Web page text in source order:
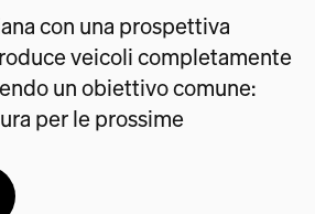
con una prospettiva
veicoli completamente
un obiettivo comune:
per le prossime